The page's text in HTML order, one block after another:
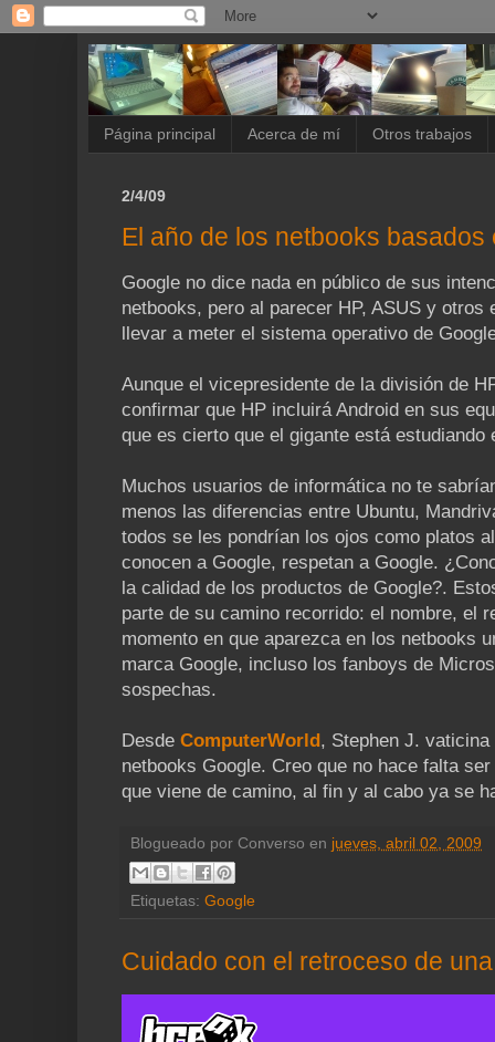
Página principal Acerca de mí Otros trabajos
2/4/09
El año de los netbooks
Google no dice nada en público de sus
netbooks, pero al parecer HP, ASUS y otros
llevar a meter el sistema operativo de
Aunque el vicepresidente de la división de
confirmar que HP incluirá Android en sus
que es cierto que el gigante está
Muchos usuarios de informática no te
menos las diferencias entre Ubuntu,
todos se les pondrían los ojos como platos
conocen a Google, respetan a Google.
la calidad de los productos de Google?.
parte de su camino recorrido: el nombre, el
momento en que aparezca en los netbooks
marca Google, incluso los fanboys de
sospechas.
Desde ComputerWorld , Stephen J.
netbooks Google. Creo que no hace falta
que viene de camino, al fin y al cabo ya se
Blogueado por Converso en jueves, abril 02, 2009
Etiquetas: Google
Cuidado con el retroceso de